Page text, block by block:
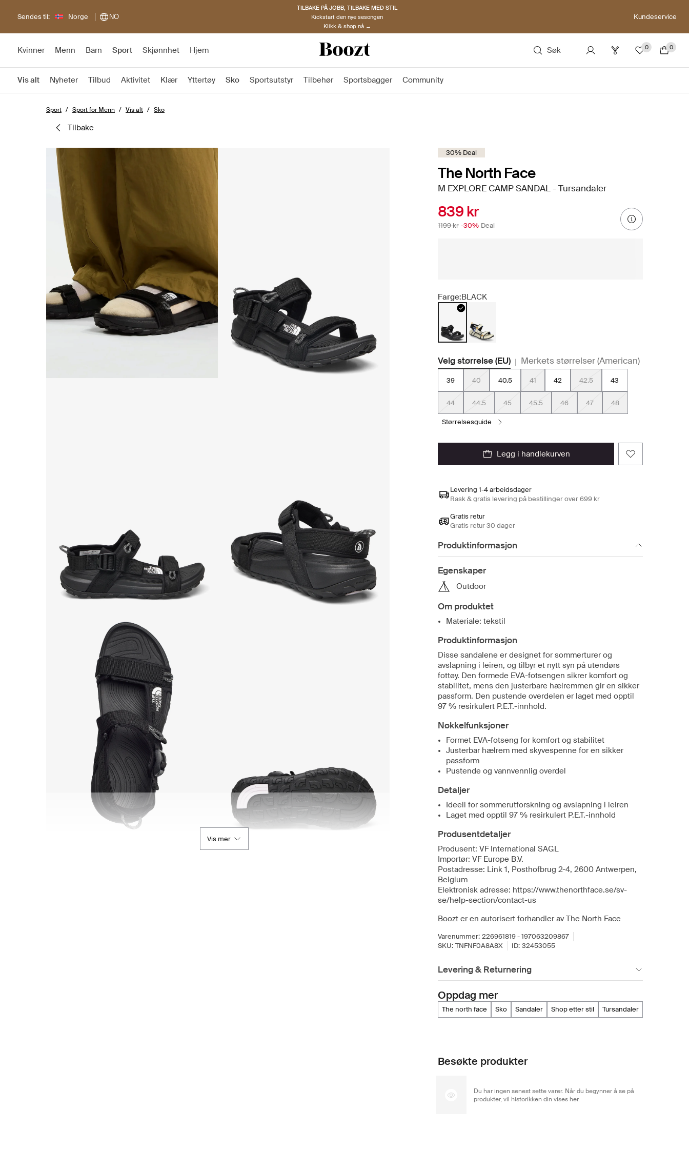
Sendes til: Norge NO
TILBAKE PÅ JOBB, TILBAKE MED STIL
Kickstart den nye sesongen
Klikk & shop nå →
Kundeservice
Kvinner Menn Barn Sport Skjønnhet Hjem Søk 0 0
Vis alt Nyheter Tilbud Aktivitet Klær Yttertøy Sko Sportsutstyr Tilbehør Sportsbagger Community
Sport Sport for Menn Vis alt Sko
tilbake
Vis mer
30% Deal
The North Face
M EXPLORE CAMP SANDAL - Tursandaler
839 kr
1199 kr -30% Deal
Farge:BLACK
Velg størrelse (EU) | Merkets størrelser (American)
39 40 40.5 41 42 42.5 43
44 44.5 45 45.5 46 47 48
størrelsesguide
legg i handlekurven
Levering 1-4 arbeidsdager
Rask & gratis levering på bestillinger over 699 kr
Gratis retur
Gratis retur 30 dager
Produktinformasjon
Egenskaper
Outdoor
Om produktet
Materiale: tekstil
Produktinformasjon
Disse sandalene er designet for sommerturer og
avslapning i leiren, og tilbyr et nytt syn på utendørs
fottøy. Den formede EVA-fotsengen sikrer komfort og
stabilitet, mens den justerbare hælremmen gir en sikker
passform. Den pustende overdelen er laget med opptil
97 % resirkulert P.E.T.-innhold.
Nøkkelfunksjoner
Formet EVA-fotseng for komfort og stabilitet
Justerbar hælrem med skyvespenne for en sikker
passform
Pustende og vannvennlig overdel
Detaljer
Ideell for sommerutforskning og avslapning i leiren
Laget med opptil 97 % resirkulert P.E.T.-innhold
Produsentdetaljer
Produsent: VF International SAGL
Importør: VF Europe B.V.
Postadresse: Link 1, Posthofbrug 2-4, 2600 Antwerpen,
Belgium
Elektronisk adresse: https://www.thenorthface.se/sv-
se/help-section/contact-us
Boozt er en autorisert forhandler av The North Face
Varenummer: 226961819 - 197063209867
SKU: TNFNF0A8A8X ID: 32453055
Levering & Returnering
Oppdag mer
the north face sko sandaler shop etter stil tursandaler
Besøkte produkter
Du har ingen senest sette varer. Når du begynner å se på
produkter, vil historikken din vises her.